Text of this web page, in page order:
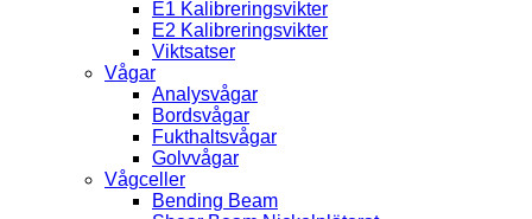
E1 Kalibreringsvikter
E2 Kalibreringsvikter
Viktsatser
Vågar
Analysvågar
Bordsvågar
Fukthaltsvågar
Golvvågar
Vågceller
Bending Beam